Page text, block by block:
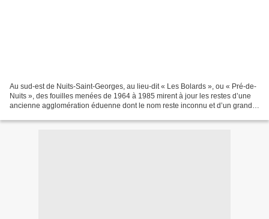
Au sud-est de Nuits-Saint-Georges, au lieu-dit « Les Bolards », ou « Pré-de-
Nuits », des fouilles menées de 1964 à 1985 mirent à jour les restes d’une
ancienne agglomération éduenne dont le nom reste inconnu et d’un grand